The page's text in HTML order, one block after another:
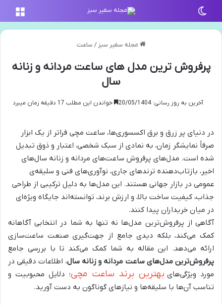
مجله سفیر سبز / ساعت
پرفروش ترین مدل های ساعت مردانه و زنانه
سال
آخرین به روز رسانی: 20/05/1404 خواندن این مطلب 17 دقیقه زمان میبرد
در دنیای پر زرق و برق اکسسوری‌ها، ساعت مچی فراتر از یک ابزار
صرفاً نمایشگر زمان، به نمادی از سبک شخصی، اعتبار و ذوق تبدیل
شده است. مدل‌های پرفروش ساعت‌های مردانه و زنانه سال‌های
اخیر، بازتاب‌دهنده ترندهای جاری، نوآوری‌های فنی و سلیقه‌ی
عمومی در بازار جهانی هستند. این مدل‌ها به دلیل ترکیبی از طراحی
جذاب، کیفیت ساخت بالا، و ارزش برند، توانسته‌اند جایگاه ویژه‌ای
در میان خریداران پیدا کنند.
آگاهی از پرفروش‌ترین مدل‌ها نه تنها به شما در انتخابی آگاهانه
کمک می‌کند، بلکه دیدی جامع از جهت‌گیری صنعت ساعت‌سازی
ارائه می‌دهد. این مقاله به شما کمک می‌کند تا با بررسی جامع
پرفروش‌ترین مدل‌های ساعت مردانه و زنانه سال، اطلاعات دقیقی در
مورد ویژگی‌های بهترین برند ساعت مچی؛ دلایل محبوبیت و
تناسب آن‌ها با سلیقه‌ها و نیازهای گوناگون به دست آورید.